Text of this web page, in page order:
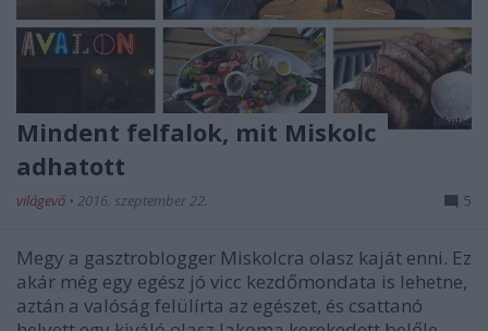
Mindent felfalok, mit Miskolc
adhatott
világevő • 2016. szeptember 22. 5
Megy a gasztroblogger Miskolcra olasz kaját enni. Ez
akár még egy egész jó vicc kezdőmondata is lehetne,
aztán a valóság felülírta az egészet, és csattanó